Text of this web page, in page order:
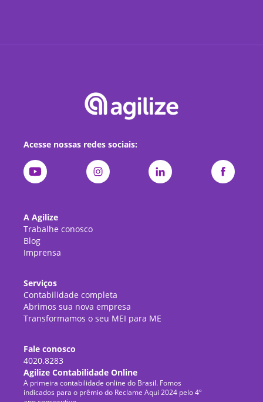
Acesse nossas redes sociais:
A Agilize
Trabalhe conosco
Blog
Imprensa
Serviços
Contabilidade completa
Abrimos sua nova empresa
Transformamos o seu MEI para ME
Fale conosco
4020.8283
Agilize Contabilidade Online
A primeira contabilidade online do Brasil. Fomos
indicados para o prêmio do Reclame Aqui 2024 pelo 4º